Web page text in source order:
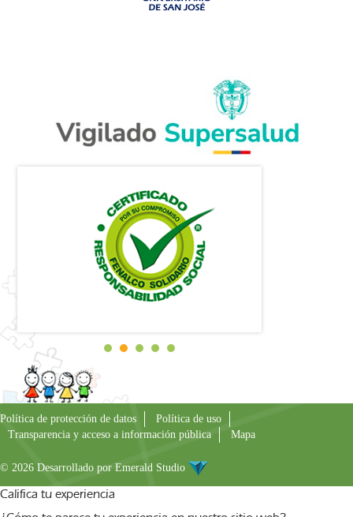
Política de protección de datos
Política de uso
Transparencia y acceso a información pública
Mapa
© 2026 Desarrollado por Emerald Studio
Califica tu experiencia